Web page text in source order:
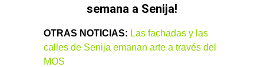
semana a Senija!
OTRAS NOTICIAS: Las fachadas y las
calles de Senija emanan arte a través del
MOS